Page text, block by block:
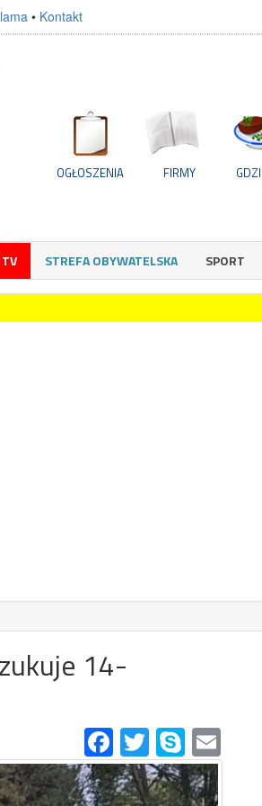
• Kontakt
OGŁOSZENIA FIRMY
STREFA OBYWATELSKA SPORT
14-
FacebookTwitter Skype